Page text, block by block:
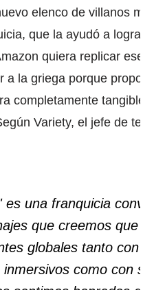
elenco de villanos
que la ayudó a lograr
quiera replicar ese
a la griega porque
completamente
Variety, el jefe de
es una franquicia
que creemos que
globales tanto con
inmersivos como con